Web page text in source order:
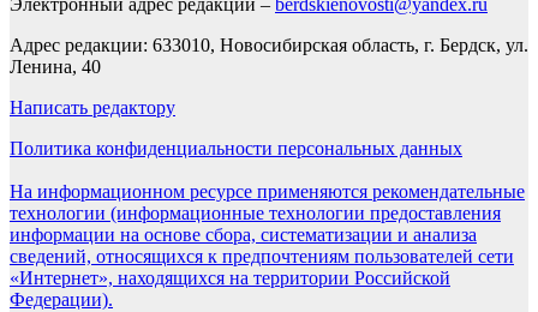
Электронный адрес редакции – berdskienovosti@yandex.ru
Адрес редакции: 633010, Новосибирская область, г. Бердск, ул.
Ленина, 40
Написать редактору
Политика конфиденциальности персональных данных
На информационном ресурсе применяются рекомендательные
технологии (информационные технологии предоставления
информации на основе сбора, систематизации и анализа
сведений, относящихся к предпочтениям пользователей сети
«Интернет», находящихся на территории Российской
Федерации).